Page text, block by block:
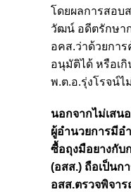
โดยผลการสอบ
วัฒน์ อดีตรักษา
อคส.ว่าด้วยกา
อนุมัติได้ หรือเ
พ.ต.อ.รุ่งโรจน์
นอกจากไม่เสน
ผู้อำนวยการมีอ
ซื้อถุงมือยางกับ
(อสส.) ถือเป็นก
อสส.ตรวจพิจา